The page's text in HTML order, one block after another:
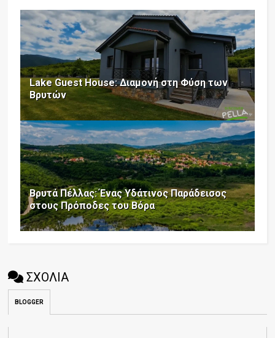
Lake Guest House: Διαμονή στη Φύση των
Βρυτών
Βρυτά Πέλλας: Ένας Υδάτινος Παράδεισος
στους Πρόποδες του Βόρα
ΣΧΟΛΙΑ
BLOGGER